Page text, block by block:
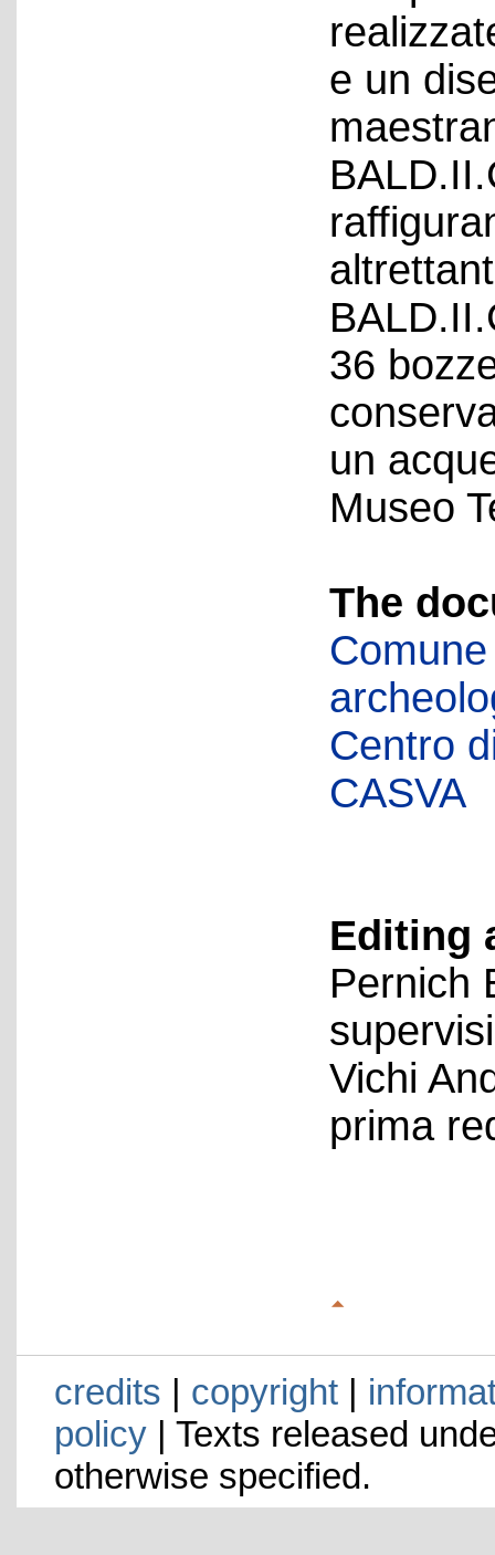
e un
36
un
Museo
The
Centro
CASVA
Editing
Pernich
Vichi
prima
credits | copyright|
policy| Texts released
otherwise specified.